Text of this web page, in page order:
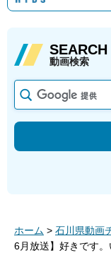
SEARCH
動画検索
ホーム > 石川県動画
6月放送】好きです